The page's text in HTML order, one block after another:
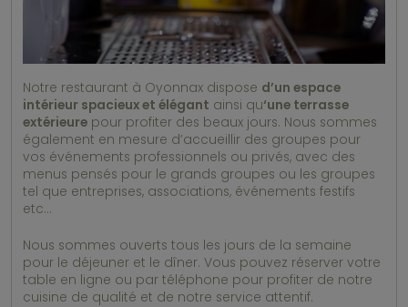
Notre restaurant à Oyonnax dispose d’un espace
intérieur spacieux et élégant ainsi qu‘une terrasse
extérieure pour profiter des beaux jours. Nous sommes
également en mesure d’accueillir des groupes pour
vos événements professionnels ou privés, avec des
menus pensés pour le grands groupes ou les groupes
tel que entreprises, associations, événements festifs
etc…
Nous sommes ouverts tous les jours de la semaine
pour le déjeuner et le dîner. Vous pouvez réserver votre
table en ligne ou par téléphone pour profiter de notre
cuisine de qualité et de notre service attentif.